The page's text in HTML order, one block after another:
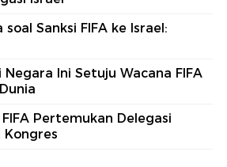
Sanksi FIFA ke Israel:
Ini Setuju Wacana FIFA
Pertemukan Delegasi
Kongres